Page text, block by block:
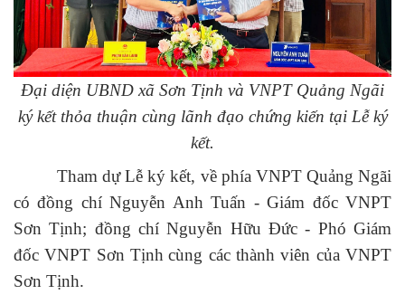
Đại diện UBND xã Sơn Tịnh và VNPT Quảng Ngãi
ký kết thỏa thuận cùng lãnh đạo chứng kiến tại Lễ ký
kết.
Tham dự Lễ ký kết, về phía VNPT Quảng Ngãi
có đồng chíNguyễn Anh Tuấn -Giám đốc VNPT
Sơn Tịnh; đồng chíNguyễn Hữu Đức- Phó Giám
đốc VNPT Sơn Tịnh cùng các thành viên của VNPT
Sơn Tịnh.